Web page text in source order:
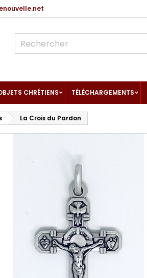
CHRÉTIENS TÉLÉCHARGEMENTS
La Croix du Pardon